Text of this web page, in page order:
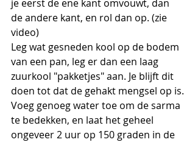
je eerst de ene kant omvouwt, dan
de andere kant, en rol dan op. (zie
video)
Leg wat gesneden kool op de bodem
van een pan, leg er dan een laag
zuurkool "pakketjes" aan. Je blijft dit
doen tot dat de gehakt mengsel op is.
Voeg genoeg water toe om de sarma
te bedekken, en laat het geheel
ongeveer 2 uur op 150 graden in de